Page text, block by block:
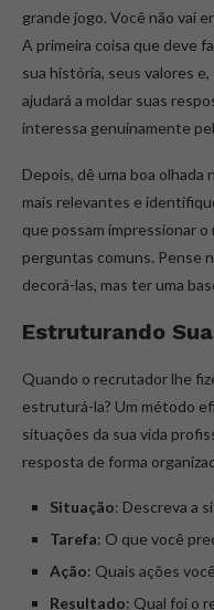
grande jogo. Você não vai
A primeira coisa que deve
sua história, seus valores
ajudará a moldar suas
interessa genuinamente
Depois, dê uma boa olhada
mais relevantes e
que possam impressionar
perguntas comuns. Pense
decorá-las, mas ter uma
Estruturando
Quando o recrutador lhe
estruturá-la? Um método
situações da sua vida
resposta de forma
Situação: Descreva a
Tarefa: O que você
Ação: Quais ações
Resultado: Qual foi o